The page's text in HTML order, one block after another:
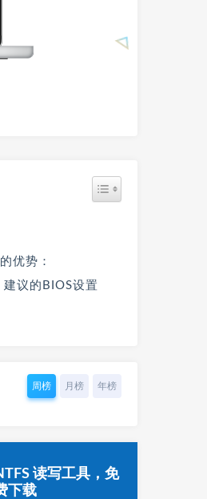
优势：
议的BIOS设置
周榜 月榜 年榜
读写工具，免
下载